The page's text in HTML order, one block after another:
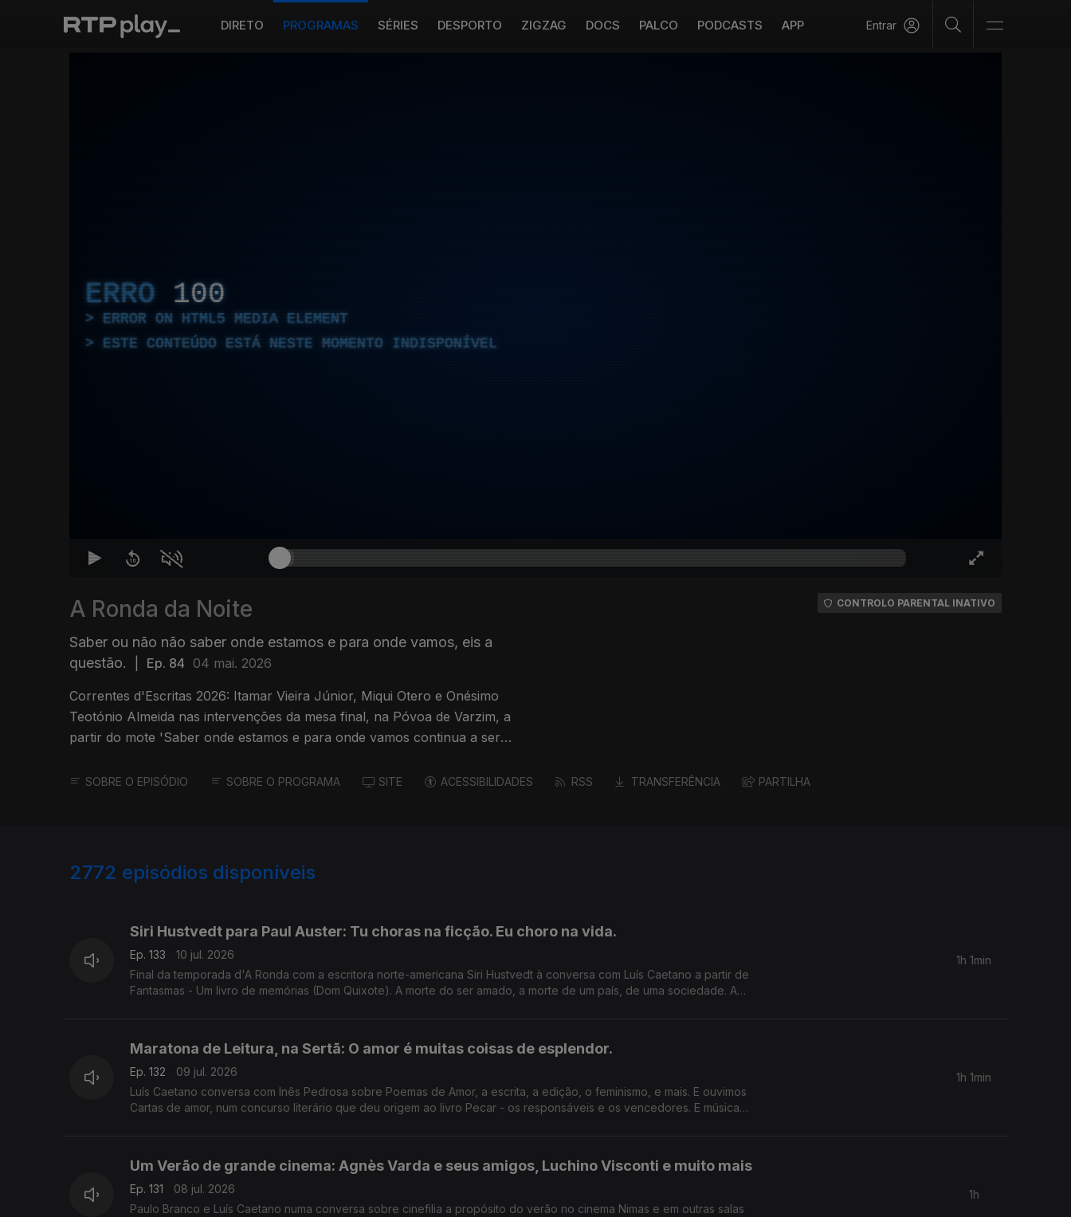
DIRETO PROGRAMAS SÉRIES DESPORTO ZIGZAG DOCS PALCO PODCASTS APP Entrar
ERRO 100
ERROR ON HTML5 MEDIA ELEMENT
ESTE CONTEÚDO ESTÁ NESTE MOMENTO INDISPONÍVEL
A Ronda da Noite
Saber ou não não saber onde estamos e para onde vamos, eis a
questão.
Ep. 84 04 mai. 2026
Correntes d'Escritas 2026: Itamar Vieira Júnior, Miqui Otero e Onésimo
Teotónio Almeida nas intervenções da mesa final, na Póvoa de Varzim, a
partir do mote 'Saber onde estamos e para onde vamos continua a ser
CONTROLO PARENTAL INATIVO
SOBRE O EPISÓDIO SOBRE O PROGRAMA SITE ACESSIBILIDADES RSS TRANSFERÊNCIA PARTILHA
2772 episódios disponíveis
Siri Hustvedt para Paul Auster: Tu choras na ficção. Eu choro na vida.
Ep. 133
10 jul. 2026
Final da temporada d'A Ronda com a escritora norte-americana Siri Hustvedt à conversa com Luís Caetano a partir de
Fantasmas - Um livro de memórias (Dom Quixote). A morte do ser amado, a morte de um país, de uma sociedade. A
1h 1min
Maratona de Leitura, na Sertã: O amor é muitas coisas de esplendor.
Ep. 132
09 jul. 2026
Luís Caetano conversa com Inês Pedrosa sobre Poemas de Amor, a escrita, a edição, o feminismo, e mais. E ouvimos
Cartas de amor, num concurso literário que deu origem ao livro Pecar - os responsáveis e os vencedores. E música
1h 1min
Um Verão de grande cinema: Agnès Varda e seus amigos, Luchino Visconti e muito mais
Ep. 131
08 jul. 2026
Paulo Branco e Luís Caetano numa conversa sobre cinefilia a propósito do verão no cinema Nimas e em outras salas
1h